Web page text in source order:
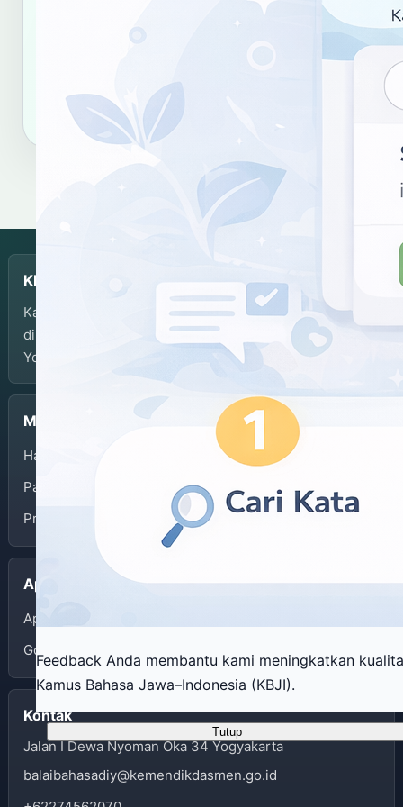
Feedback Anda membantu kami meningkatkan
Kamus Bahasa Jawa–Indonesia (KBJI).
Tutup
hasil kata "gebig".
KBJI
Kamus Bahasa Jawa-Indonesia dikembangkan dan
dikelola oleh Balai Bahasa Provinsi Daerah Istimewa
Yogyakarta.
Menu
Halaman Depan
Panduan Penggunaan
Privacy Policy
Aplikasi
App Store
Google Play
Kontak
Jalan I Dewa Nyoman Oka 34 Yogyakarta
balaibahasadiy@kemendikdasmen.go.id